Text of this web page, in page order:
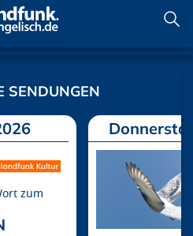
SENDUNGEN
zum